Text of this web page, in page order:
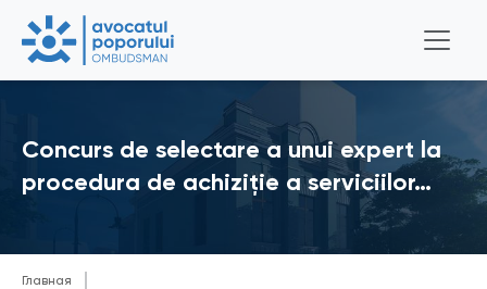
Concurs de selectare a unui expert la
procedura de achiziție a serviciilor…
Главная